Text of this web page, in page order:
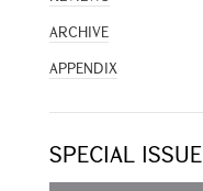
ARCHIVE
APPENDIX
SPECIAL ISSUE